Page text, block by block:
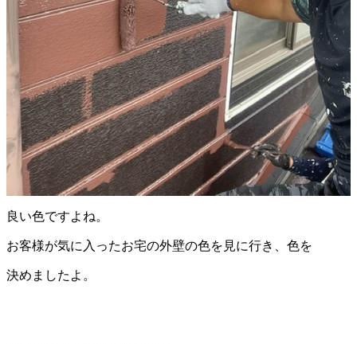
良い色ですよね。
お客様が気に入ったお宅の外壁の色を見に行き、色を
決めましたよ。